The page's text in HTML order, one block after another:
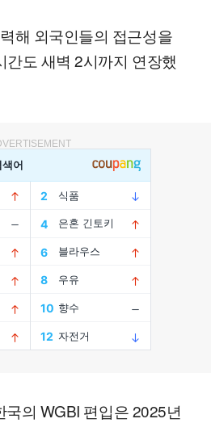
해 외국인들의 접근성을
간도 새벽 2시까지 연장했
의 WGBI 편입은 2025년